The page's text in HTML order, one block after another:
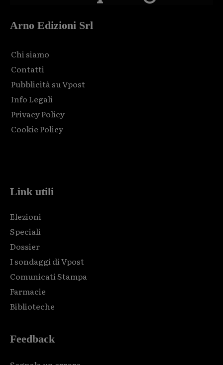
Arno Edizioni Srl
Chi siamo
Contatti
Pubblicità su Vpost
Info Legali
Privacy Policy
Cookie Policy
Link utili
Elezioni
Speciali
Dossier
I sondaggi di Vpost
Comunicati Stampa
Farmacie
Biblioteche
Feedback